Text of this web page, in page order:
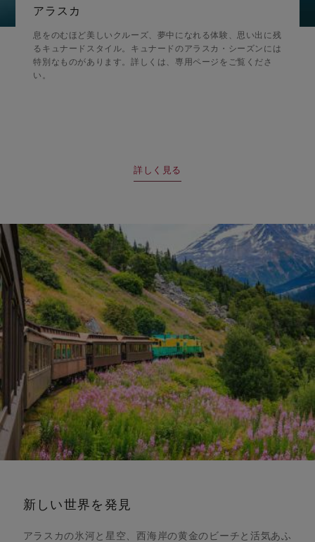
アラスカ
息をのむほど美しいクルーズ、夢中になれる体験、思い出に残
るキュナードスタイル。キュナードのアラスカ・シーズンには
特別なものがあります。詳しくは、専用ページをご覧くださ
い。
詳しく見る
新しい世界を発見
アラスカの氷河と星空、西海岸の黄金のビーチと活気あふ